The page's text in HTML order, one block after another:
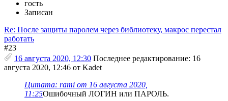
гость
Записан
Re: После защиты паролем через библиотеку, макрос перестал
работать
#23
16 августа 2020, 12:30 Последнее редактирование: 16
августа 2020, 12:46 от Kadet
Цитата: rami от 16 августа 2020,
11:25Ошибочный ЛОГИН или ПАРОЛЬ.